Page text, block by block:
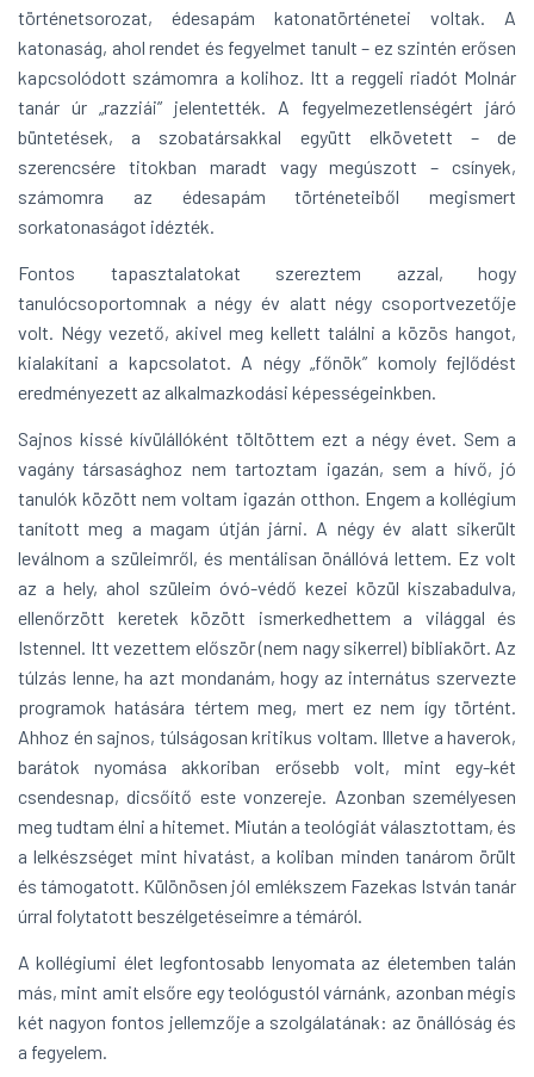
történetsorozat, édesapám katonatörténetei voltak. A
katonaság, ahol rendet és fegyelmet tanult – ez szintén erősen
kapcsolódott számomra a kolihoz. Itt a reggeli riadót Molnár
tanár úr „razziái” jelentették. A fegyelmezetlenségért járó
bünte­tések, a szobatársakkal együtt elkövetett – de
szerencsére titokban maradt vagy megúszott – csínyek,
számomra az édesapám történeteiből megismert
sorkatonaságot idézték.
Fontos tapasztalatokat szereztem azzal, hogy
tanulócsoportomnak a négy év alatt négy csoport­vezetője
volt. Négy vezető, akivel meg kellett találni a közös hangot,
kialakítani a kapcsolatot. A négy „főnök” komoly fejlődést
eredményezett az alkalmazkodási képességeinkben.
Sajnos kissé kívülállóként töltöttem ezt a négy évet. Sem a
vagány társasághoz nem tartoztam igazán, sem a hívő, jó
tanulók között nem voltam igazán otthon. Engem a kollégium
tanított meg a magam útján járni. A négy év alatt sikerült
leválnom a szüleimről, és mentálisan önállóvá lettem. Ez volt
az a hely, ahol szüleim óvó-védő kezei közül kiszabadulva,
ellenőrzött keretek között ismerkedhettem a világgal és
Istennel. Itt vezettem először (nem nagy sikerrel) bibliakört. Az
túlzás lenne, ha azt mon­danám, hogy az internátus szervezte
programok hatására tértem meg, mert ez nem így történt.
Ahhoz én sajnos, túlságosan kritikus voltam. Illetve a haverok,
barátok nyomása akkoriban erősebb volt, mint egy-két
csendesnap, dicsőítő este vonzereje. Azonban személyesen
meg tudtam élni a hitemet. Miután a teológiát választottam, és
a lelkészséget mint hivatást, a koliban minden tanárom örült
és támogatott. Különösen jól emlékszem Fazekas István tanár
úrral folytatott beszélgetéseimre a témáról.
A kollégiumi élet legfontosabb lenyomata az életemben talán
más, mint amit elsőre egy teológustól várnánk, azonban mégis
két nagyon fontos jellemzője a szolgálatának: az önállóság és
a fegyelem.